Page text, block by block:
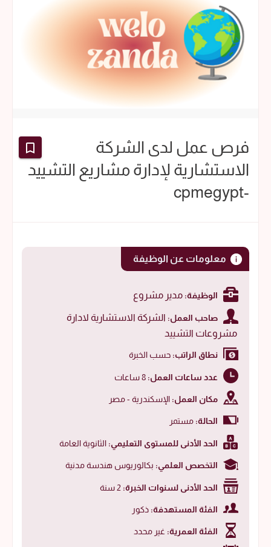
فرص عمل لدى الشركة
الاستشارية لإدارة مشاريع التشييد
-cpmegypt
معلومات عن الوظيفة
الوظيفة: مدير مشروع
صاحب العمل: الشركة الاستشارية لادارة
مشروعات التشييد
نطاق الراتب: حسب الخبرة
عدد ساعات العمل:
مكان العمل: الإسكندرية - مصر
الحالة: مستمر
الحد الأدنى للمستوى التعليمي: الثانوية العامة
التخصص العلمي: بكالوريوس هندسة مدنية
الحد الأدنى لسنوات الخبرة:
الفئة المستهدفة: ذكور
الفئة العمرية: غير محدد